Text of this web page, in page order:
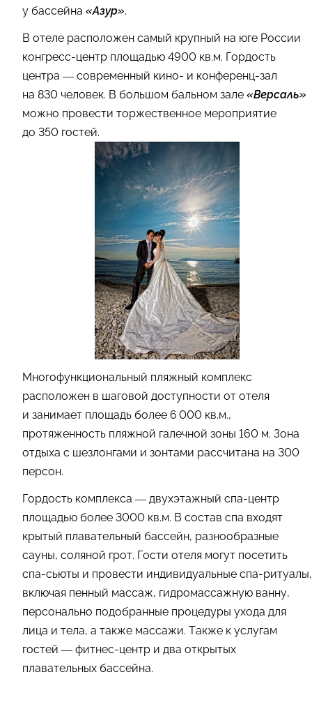
у бассейна «Азур».
В отеле расположен самый крупный на юге России
конгресс-центр площадью 4900 кв.м. Гордость
центра — современный кино- и конференц-зал
на 830 человек. В большом бальном зале «Версаль»
можно провести торжественное мероприятие
до 350 гостей.
Многофункциональный пляжный комплекс
расположен в шаговой доступности от отеля
и занимает площадь более 6 000 кв.м.,
протяженность пляжной галечной зоны 160 м. Зона
отдыха с шезлонгами и зонтами рассчитана на 300
персон.
Гордость комплекса — двухэтажный спа-центр
площадью более 3000 кв.м. В состав спа входят
крытый плавательный бассейн, разнообразные
сауны, соляной грот. Гости отеля могут посетить
спа-сьюты и провести индивидуальные спа-ритуалы,
включая пенный массаж, гидромассажную ванну,
персонально подобранные процедуры ухода для
лица и тела, а также массажи. Также к услугам
гостей — фитнес-центр и два открытых
плавательных бассейна.